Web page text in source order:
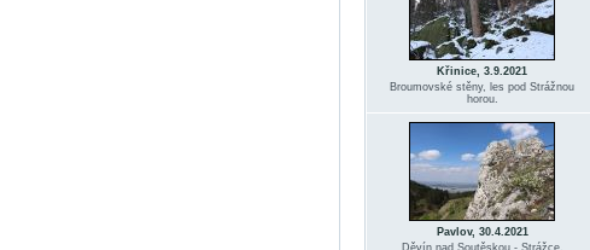
Křinice, 3.9.2021
Broumovské stěny, les pod Strážnou
horou.
Pavlov, 30.4.2021
Děvín nad Soutěskou - Strážce.